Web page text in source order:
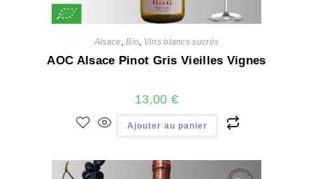
Alsace ,Bio Vins blancs sucrés
AOC Alsace Pinot Gris Vieilles Vignes
13,00 €
Ajouter au panier